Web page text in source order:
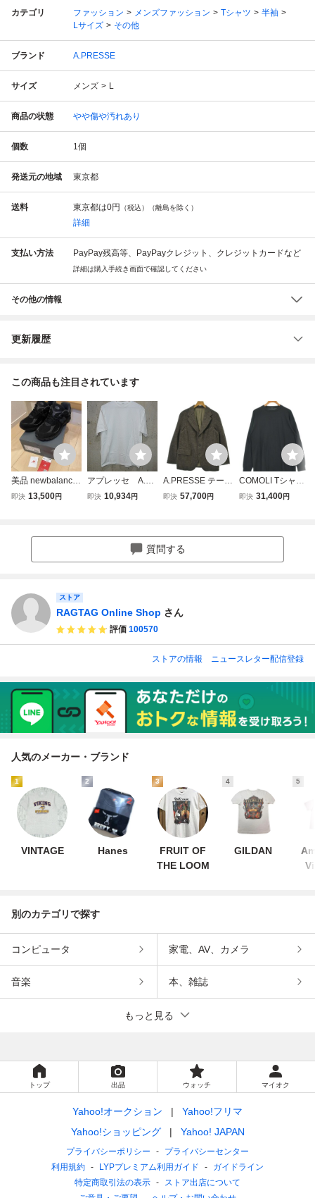
カテゴリ ファッション メンズファッション Tシャツ
半袖
Lサイズ
その他
ブランド A.PRESSE
サイズ メンズ L
商品の状態 やや傷や汚れあり
個数 1個
発送元の地域 東京都
送料 東京都は0円 （税込）（離島を除く）
詳細
支払い方法 PayPay残高等、PayPayクレジット、クレジットカードなど
詳細は購入手続き画面で確認してください
その他の情報
更新履歴
この商品も注目されています
美品 newbalance
U2002RBL 26.5c
即決 13,500円
アプレッセ A.PR
ESSE 半袖 Tシ
即決 10,934円
A.PRESSE テーラ
ードジャケット メ
即決 57,700円
COMOLI Tシャ
ツ・カットソー メ
即決 31,400円
質問する
ストア
RAGTAG Online Shop さん
評価 100570
ストアの情報 ニュースレター配信登録
人気のメーカー・ブランド
1
VINTAGE
2
Hanes
3
FRUIT OF
THE LOOM
4
GILDAN
5
別のカテゴリで探す
コンピュータ 家電、AV、カメラ
音楽 本、雑誌
もっと見る
トップ 出品 ウォッチ マイオク
Yahoo!オークション
Yahoo!フリマ
Yahoo!ショッピング
Yahoo! JAPAN
プライバシーポリシー
プライバシーセンター
利用規約
LYPプレミアム利用ガイド
ガイドライン
特定商取引法の表示
ストア出店について